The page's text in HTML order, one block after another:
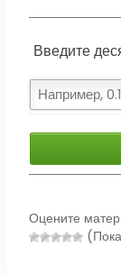
Введите
Оцените
(Пока